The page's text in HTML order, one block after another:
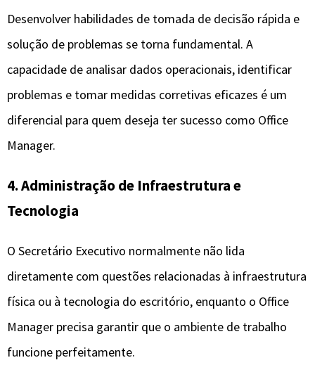
Desenvolver habilidades de tomada de decisão rápida e
solução de problemas se torna fundamental. A
capacidade de analisar dados operacionais, identificar
problemas e tomar medidas corretivas eficazes é um
diferencial para quem deseja ter sucesso como Office
Manager.
4. Administração de Infraestrutura e
Tecnologia
O Secretário Executivo normalmente não lida
diretamente com questões relacionadas à infraestrutura
física ou à tecnologia do escritório, enquanto o Office
Manager precisa garantir que o ambiente de trabalho
funcione perfeitamente.